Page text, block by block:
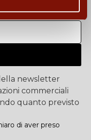
newsletter
commerciali
quanto previsto
di aver preso